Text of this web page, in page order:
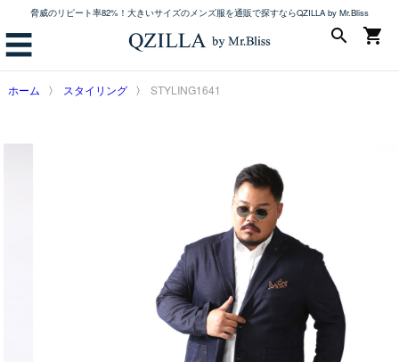
脅威のリピート率82%！大きいサイズのメンズ服を通販で探すならQZILLA by Mr.Bliss
☰ shopping_cart
search
ホーム スタイリング STYLING1641